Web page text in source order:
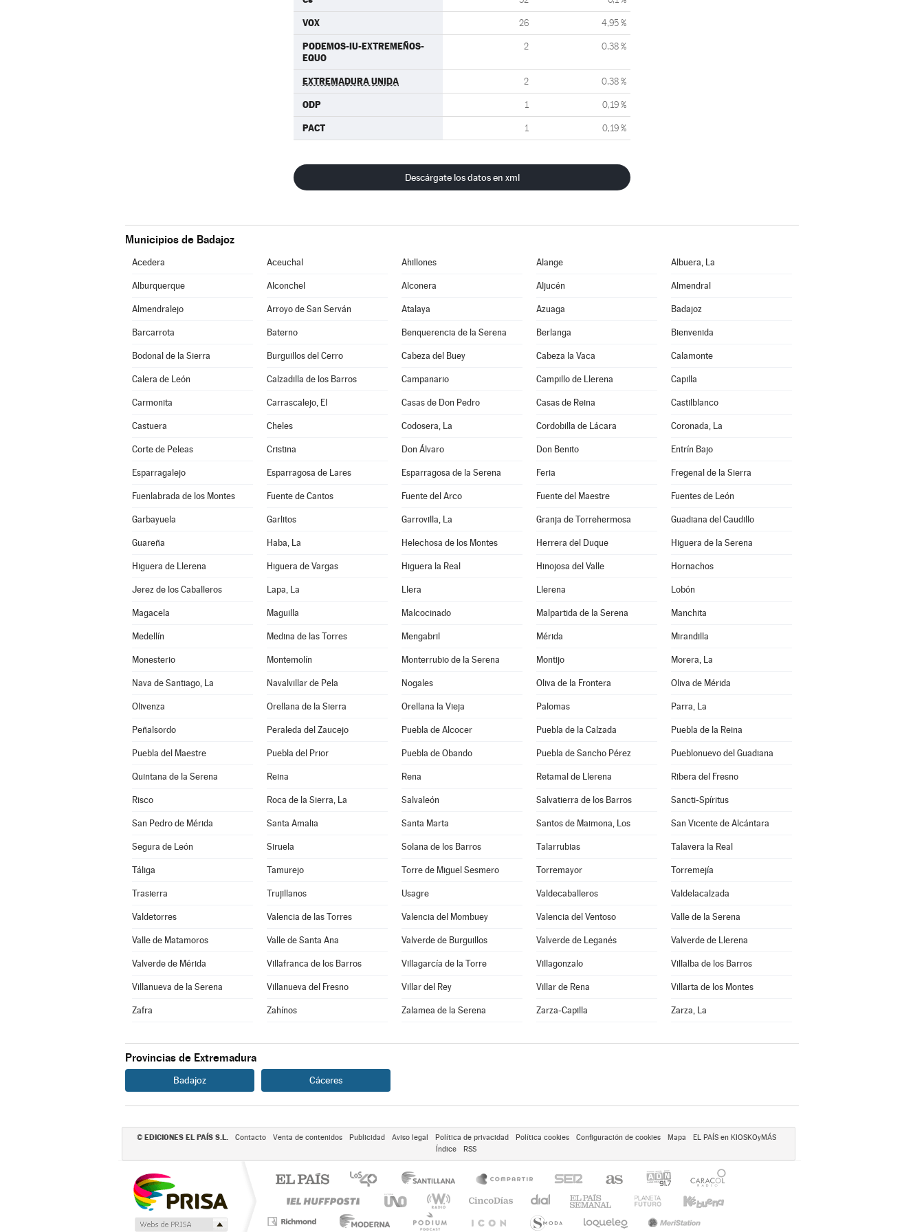
VOX 26 4,95 %
PODEMOS-IU-EXTREMEÑOS-
EQUO
2 0,38 %
EXTREMADURA UNIDA 2 0,38 %
ODP 1 0,19 %
PACT 1 0,19 %
Descárgate los datos en xml
Municipios de Badajoz
Acedera Aceuchal Ahillones Alange Albuera, La
Alburquerque Alconchel Alconera Aljucén Almendral
Almendralejo Arroyo de San Serván Atalaya Azuaga Badajoz
Barcarrota Baterno Benquerencia de la Serena Berlanga Bienvenida
Bodonal de la Sierra Burguillos del Cerro Cabeza del Buey Cabeza la Vaca Calamonte
Calera de León Calzadilla de los Barros Campanario Campillo de Llerena Capilla
Carmonita Carrascalejo, El Casas de Don Pedro Casas de Reina Castilblanco
Castuera Cheles Codosera, La Cordobilla de Lácara Coronada, La
Corte de Peleas Cristina Don Álvaro Don Benito Entrín Bajo
Esparragalejo Esparragosa de Lares Esparragosa de la Serena Feria Fregenal de la Sierra
Fuenlabrada de los Montes Fuente de Cantos Fuente del Arco Fuente del Maestre Fuentes de León
Garbayuela Garlitos Garrovilla, La Granja de Torrehermosa Guadiana del Caudillo
Guareña Haba, La Helechosa de los Montes Herrera del Duque Higuera de la Serena
Higuera de Llerena Higuera de Vargas Higuera la Real Hinojosa del Valle Hornachos
Jerez de los Caballeros Lapa, La Llera Llerena Lobón
Magacela Maguilla Malcocinado Malpartida de la Serena Manchita
Medellín Medina de las Torres Mengabril Mérida Mirandilla
Monesterio Montemolín Monterrubio de la Serena Montijo Morera, La
Nava de Santiago, La Navalvillar de Pela Nogales Oliva de la Frontera Oliva de Mérida
Olivenza Orellana de la Sierra Orellana la Vieja Palomas Parra, La
Peñalsordo Peraleda del Zaucejo Puebla de Alcocer Puebla de la Calzada Puebla de la Reina
Puebla del Maestre Puebla del Prior Puebla de Obando Puebla de Sancho Pérez Pueblonuevo del Guadiana
Quintana de la Serena Reina Rena Retamal de Llerena Ribera del Fresno
Risco Roca de la Sierra, La Salvaleón Salvatierra de los Barros Sancti-Spíritus
San Pedro de Mérida Santa Amalia Santa Marta Santos de Maimona, Los San Vicente de Alcántara
Segura de León Siruela Solana de los Barros Talarrubias Talavera la Real
Táliga Tamurejo Torre de Miguel Sesmero Torremayor Torremejía
Trasierra Trujillanos Usagre Valdecaballeros Valdelacalzada
Valdetorres Valencia de las Torres Valencia del Mombuey Valencia del Ventoso Valle de la Serena
Valle de Matamoros Valle de Santa Ana Valverde de Burguillos Valverde de Leganés Valverde de Llerena
Valverde de Mérida Villafranca de los Barros Villagarcía de la Torre Villagonzalo Villalba de los Barros
Villanueva de la Serena Villanueva del Fresno Villar del Rey Villar de Rena Villarta de los Montes
Zafra Zahínos Zalamea de la Serena Zarza-Capilla Zarza, La
Provincias de Extremadura
Badajoz Cáceres
© EDICIONES EL PAÍS S.L. Contacto Venta de contenidos Publicidad Aviso legal Política de privacidad Política cookies Configuración de cookies Mapa
EL PAÍS en KIOSKOyMÁS
Índice
RSS